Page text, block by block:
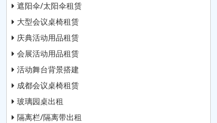
遮阳伞/太阳伞租赁
大型会议桌椅租赁
庆典活动用品租赁
会展活动用品租赁
活动舞台背景搭建
成都会议桌椅租赁
玻璃园桌出租
隔离栏/隔离带出租